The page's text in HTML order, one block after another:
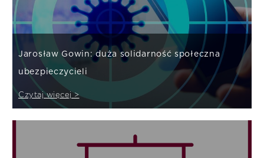
Jarosław Gowin: duża solidarność społeczna
ubezpieczycieli
Czytaj więcej >